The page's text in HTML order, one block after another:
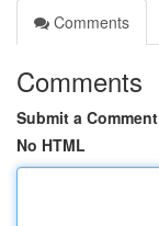
Comments
Comments
Submit a Comment
No HTML